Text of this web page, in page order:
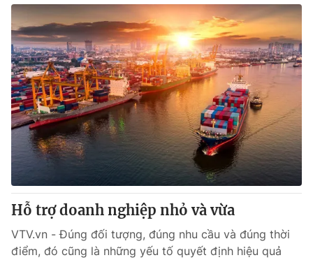
Pháp luật
Y tế
Thế giới
Tin tức
Thế giới đó đây
Câu chuyện quốc tế
Kinh tế
Tài chính
Thị trường
Góc doanh nghiệp
Dữ liệu và đời sống
Truyền hình
Phim VTV
Giải trí
Hỗ trợ doanh nghiệp nhỏ và vừa
VTV.vn - Đúng đối tượng, đúng nhu cầu và đúng thời
điểm, đó cũng là những yếu tố quyết định hiệu quả